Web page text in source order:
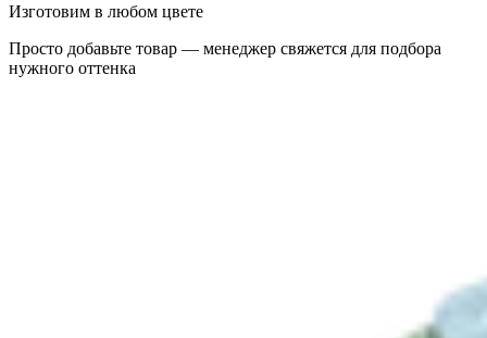
Изготовим в любом цвете
Просто добавьте товар — менеджер свяжется для подбора
нужного оттенка